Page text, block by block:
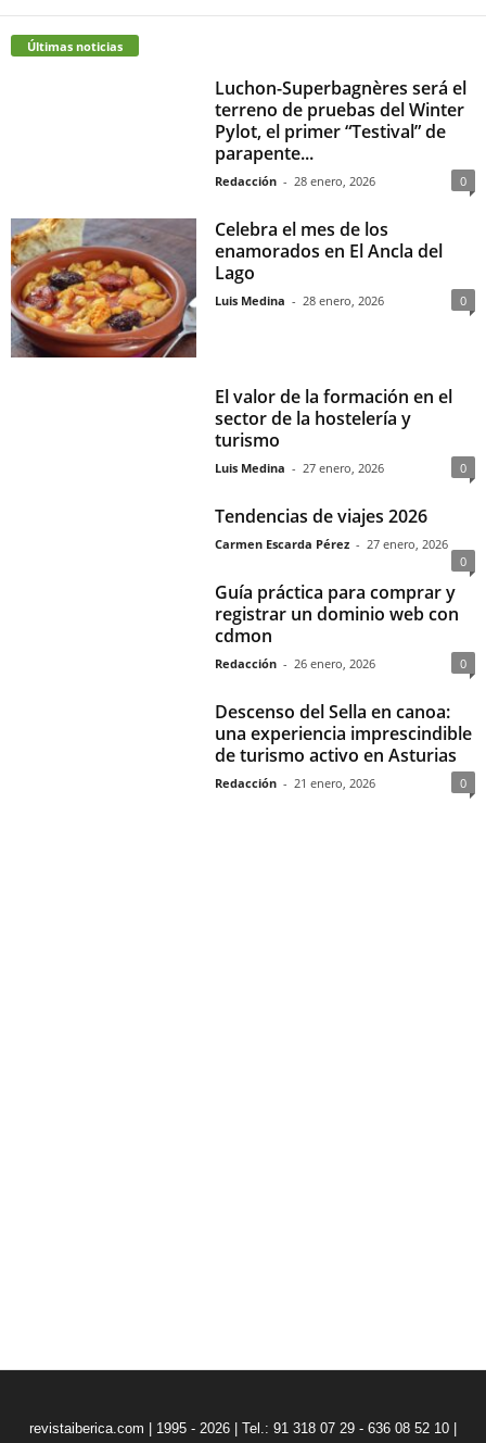
Últimas noticias
Luchon-Superbagnères será el
terreno de pruebas del Winter
Pylot, el primer “Testival” de
parapente...
Redacción - 28 enero, 2026 0
Celebra el mes de los
enamorados en El Ancla del
Lago
Luis Medina - 28 enero, 2026 0
El valor de la formación en el
sector de la hostelería y
turismo
Luis Medina - 27 enero, 2026 0
Tendencias de viajes 2026
Carmen Escarda Pérez - 27 enero, 2026
0
Guía práctica para comprar y
registrar un dominio web con
cdmon
Redacción - 26 enero, 2026 0
Descenso del Sella en canoa:
una experiencia imprescindible
de turismo activo en Asturias
Redacción - 21 enero, 2026 0
revistaiberica.com | 1995 - 2026 | Tel.: 91 318 07 29 - 636 08 52 10 |